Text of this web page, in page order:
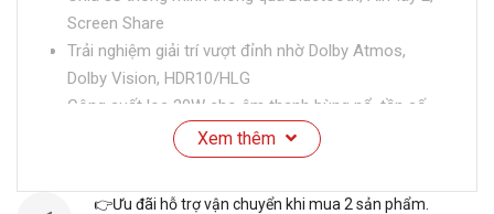
Screen Share
Trải nghiệm giải trí vượt đỉnh nhờ Dolby Atmos,
Dolby Vision, HDR10/HLG
Công suất loa 20W cho âm thanh bùng nổ, tần số
Hệ điều hành WebOS 25 với giao diện dễ sử dụng
cùng nhiều ứng dụng
Xem thêm
👉Ưu đãi hỗ trợ vận chuyển khi mua 2 sản phẩm.